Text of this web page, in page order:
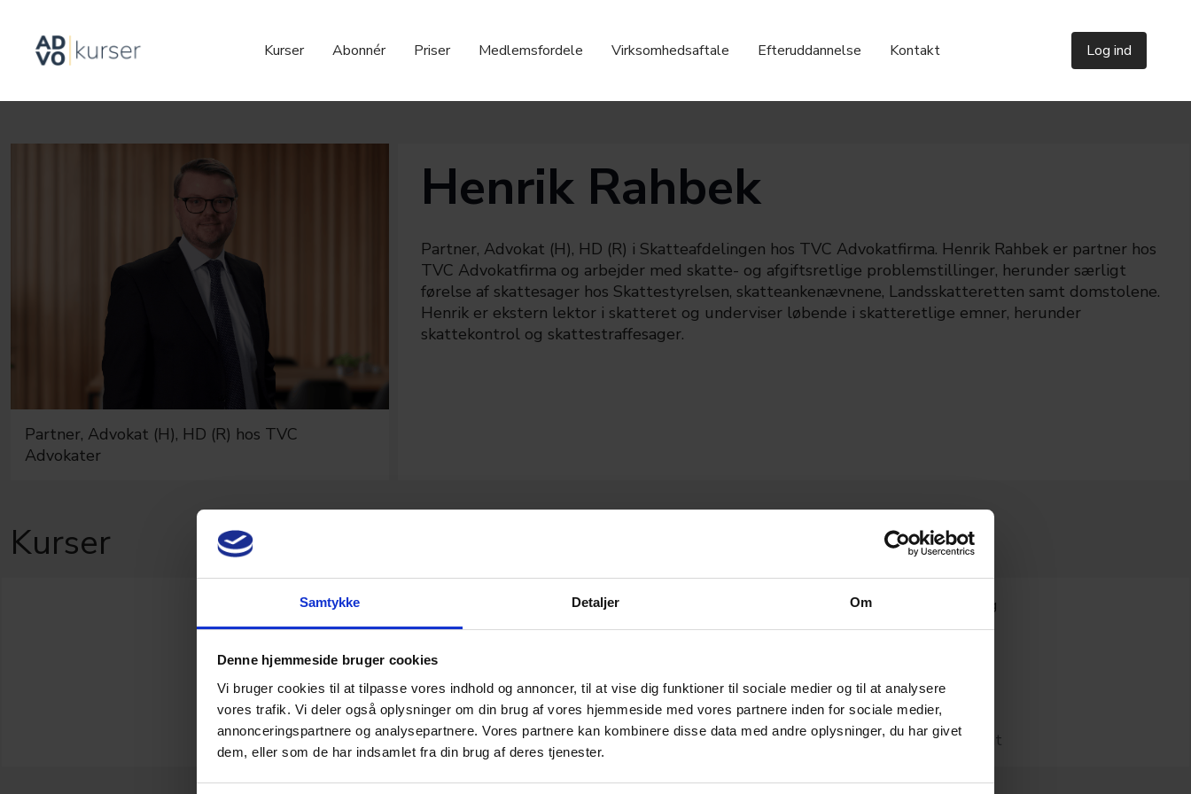
Samtykke Detaljer Om
Denne hjemmeside bruger cookies
Vi bruger cookies til at tilpasse vores indhold og annoncer, til at vise dig funktioner til sociale medier og til at analysere
vores trafik. Vi deler også oplysninger om din brug af vores hjemmeside med vores partnere inden for sociale medier,
annonceringspartnere og analysepartnere. Vores partnere kan kombinere disse data med andre oplysninger, du har givet
dem, eller som de har indsamlet fra din brug af deres tjenester.
Kurser Abonnér Priser Medlemsfordele Virksomhedsaftale Efteruddannelse Kontakt Log ind
Partner, Advokat (H), HD (R) hos TVC
Advokater
Henrik Rahbek
Partner, Advokat (H), HD (R) i Skatteafdelingen hos TVC Advokatfirma. Henrik Rahbek er partner hos
TVC Advokatfirma og arbejder med skatte- og afgiftsretlige problemstillinger, herunder særligt
førelse af skattesager hos Skattestyrelsen, skatteankenævnene, Landsskatteretten samt domstolene.
Henrik er ekstern lektor i skatteret og underviser løbende i skatteretlige emner, herunder
skattekontrol og skattestraffesager.
Kurser
Skattekontrol – udvalgte fokuspunkter og afledte
Kurset giver deltagerne et praktisk og juridisk overblik over
skattekontrolforløbet – fra materialeindkaldelse og sagsoplysning til
afgørelse og klage – samt hvordan en kontrolsag kan udvikle sig til en
skattestraffesag. Vi arbejder med centrale forvaltningsretlige principper
(undersøgelsesprincippet, notatpligt og proportionalitet), betydningen af
ikke-offentliggjort praksis, og de risici der kan opstå undervejs, herunder
Jørgen Frausing
Henrik Rahbek
3 kursuspoint